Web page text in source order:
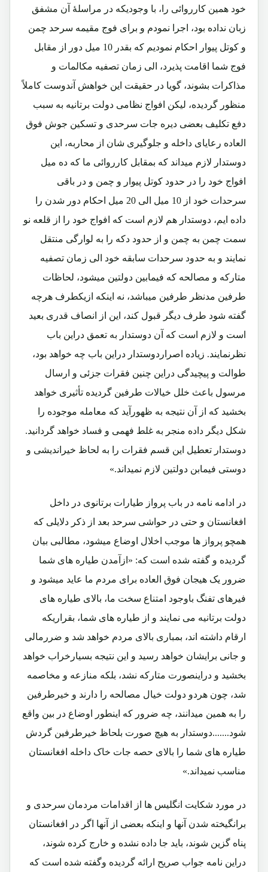
خود همین کارروائی را، با وجودیکه در مراسلۀ آن مشفق
زبان نداده بود، اجرا نمودم و برای فوج مقیمه سرحد چمن
و کوتل پیوار احکام نمودیم که بقدر 10 میل دور از مقابل
فوج شما اقامت پذیرد، الی زمان تصفیه مکالمات و
مذاکرات بشوند، گویا در حقیقت این خواهش آندوست کاملاً
منظور گردیده، لیکن افواج نظامی دولت برتانیه به سبب
دفع تکلیف بعضی دیره جات سرحدی و تسکین جوش فوق
العاده رعایای داخله و جلوگیری شان از محاربه، این
دوستدار لازم میداند که بمقابل کارروائی ما که ده میل
افواج خود را در حدود کوتل پیوار و چمن و در باقی
سرحدات خود از 10 میل الی 20 میل احکام دور شدن را
داده ایم، دوستدار هم لازم است که افواج خود را از قلعه نو
سمت چمن به چمن و از حدود دکه را به لوارگی منتقل
نمایند و به حدود سرحدات سابقه خود الی زمان تصفیه
متارکه و مصالحه که فیمابین دولتین میشود، لحاظات
طرفین مدنظر طرفین میباشد، نه اینکه ازیکطرف هرچه
گفته شود طرف دیگر قبول کند، این از انصاف قدری بعید
است و لازم است که آن دوستدار به تعمق دراین باب
نظرنمایند. زیاده اصراردوستدار دراین باب چه خواهد بود،
طوالت و پیچیدگی دراین چنین فقرات جزئی و ارسال
مرسول باعث خلل خیالات طرفین گردیده تأثیری خواهد
بخشید که از آن نتیجه به ظهورآید که معامله موجوده را
شکل دیگر داده منجر به غلط فهمی و فساد خواهد گردانید.
دوستدار تعطیل این قسم فقرات را به لحاظ خیراندیشی و
دوستی فیمابن دولتین لازم نمیداند.»
در ادامه نامه در باب پرواز طیارات برتانوی در داخل
افغانستان و حتی در حواشی سرحد بعد از ذکر دلایلی که
همچو پرواز ها موجب اخلال اوضاع میشود، مطالبی بیان
گردیده و گفته شده است که: «ازآمدن طیاره های شما
ضرور یک هیجان فوق العاده برای مردم ما عاید میشود و
فیرهای تفنگ باوجود امتناع سخت ما، بالای طیاره های
دولت برتانیه می نمایند و از طیاره های شما، بقراریکه
ارقام داشته اند، بمباری بالای مردم خواهد شد و ضررمالی
و جانی برایشان خواهد رسید و این نتیجه بسیارخراب خواهد
بخشید و دراینصورت متارکه نشد، بلکه منازعه و مخاصمه
شد، چون هردو دولت خیال مصالحه را دارند و خیرطرفین
را به همین میدانند، چه ضرور که اینطور اوضاع در بین واقع
شود.......دوستدار به هیچ صورت بلحاظ خیرطرفین گردش
طیاره های شما را بالای حصه جات خاک داخله افغانستان
مناسب نمیداند.»
در مورد شکایت انگلیس ها از اقدامات مردمان سرحدی و
برانگیخته شدن آنها و اینکه بعضی از آنها اگر در افغانستان
پناه گزین شوند، باید جا داده نشده و خارج کرده شوند،
دراین نامه جواب صریح ارائه گردیده وگفته شده است که